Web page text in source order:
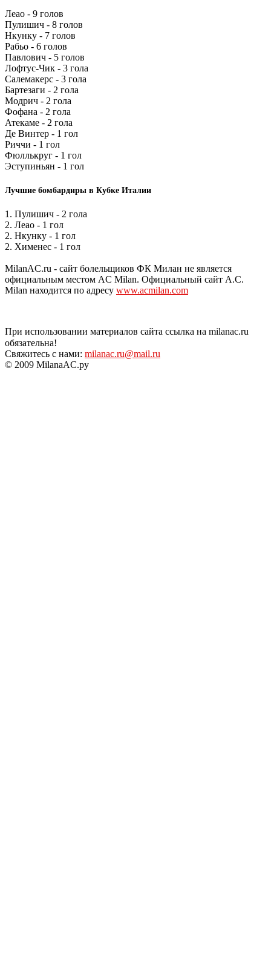
Леао - 9 голов
Пулишич - 8 голов
Нкунку - 7 голов
Рабьо - 6 голов
Павлович - 5 голов
Лофтус-Чик - 3 гола
Салемакерс - 3 гола
Бартезаги - 2 гола
Модрич - 2 гола
Фофана - 2 гола
Атекаме - 2 гола
Де Винтер - 1 гол
Риччи - 1 гол
Фюллькруг - 1 гол
Эступиньян - 1 гол
Лучшие бомбардиры в Кубке Италии
1. Пулишич - 2 гола
2. Леао - 1 гол
2. Нкунку - 1 гол
2. Хименес - 1 гол
MilanAC.ru - сайт болельщиков ФК Милан не является
официальным местом AC Milan. Официальный сайт A.C.
Milan находится по адресу www.acmilan.com
При использовании материалов сайта ссылка на milanac.ru
обязательна!
Свяжитесь с нами: milanac.ru@mail.ru
© 2009 MilanaAC.ру